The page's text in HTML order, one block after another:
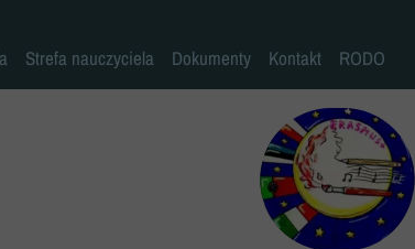
Klasy 0-3
Strefa nauczyciela
Pliki do pobrania
Dokumenty
Statut szkoły
Plan pracy szkoły
Wymagania edukacyjne
Program wychowawczo-profilaktyczny
Kontakt RODO